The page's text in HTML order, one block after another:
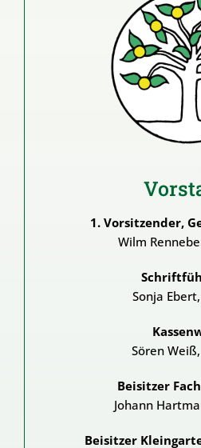
1. Vorsitzender,
Wilm
Sonja
Sören
Beisitzer
Johann
Beisitzer